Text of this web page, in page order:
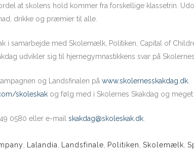
at skolens hold kommer fra forskellige klassetrin.
drikke og præmier til alle.
i samarbejde med Skolemælk, Politiken, Capital of
udvikler sig til hjernegymnastikkens svar på
og Landsfinalen på www.skolernesskakdag.dk
skoleskak og følg med i Skolernes Skakdag og meget
0580 eller e-mail skakdag@skoleskak.dk
Lalandia Landsfinale Politiken Skolemælk